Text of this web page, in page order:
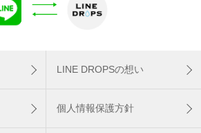
LINE DROPSの想い
個人情報保護方針